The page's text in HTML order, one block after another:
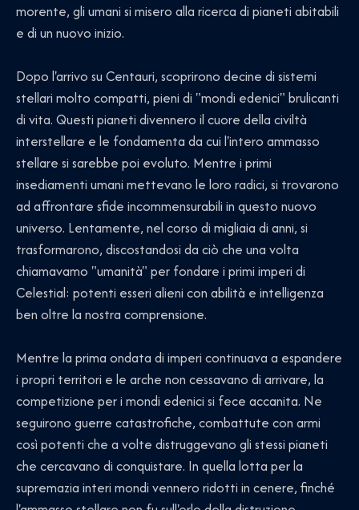
morente, gli umani si misero alla ricerca di pianeti abitabili
e di un nuovo inizio.
Dopo l'arrivo su Centauri, scoprirono decine di sistemi
stellari molto compatti, pieni di "mondi edenici" brulicanti
di vita. Questi pianeti divennero il cuore della civiltà
interstellare e le fondamenta da cui l'intero ammasso
stellare si sarebbe poi evoluto. Mentre i primi
insediamenti umani mettevano le loro radici, si trovarono
ad affrontare sfide incommensurabili in questo nuovo
universo. Lentamente, nel corso di migliaia di anni, si
trasformarono, discostandosi da ciò che una volta
chiamavamo "umanità" per fondare i primi imperi di
Celestial: potenti esseri alieni con abilità e intelligenza
ben oltre la nostra comprensione.
Mentre la prima ondata di imperi continuava a espandere
i propri territori e le arche non cessavano di arrivare, la
competizione per i mondi edenici si fece accanita. Ne
seguirono guerre catastrofiche, combattute con armi
così potenti che a volte distruggevano gli stessi pianeti
che cercavano di conquistare. In quella lotta per la
supremazia interi mondi vennero ridotti in cenere, finché